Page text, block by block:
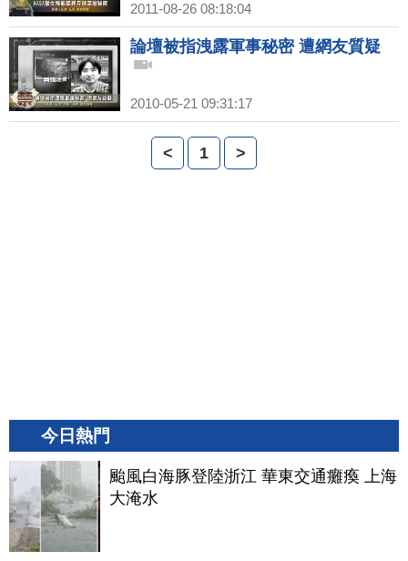
2011-08-26 08:18:04
論壇被指洩露軍事秘密 遭網友質疑
2010-05-21 09:31:17
< 1 >
今日熱門
颱風白海豚登陸浙江 華東交通癱瘓 上海
大淹水